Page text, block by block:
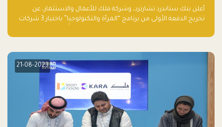
والتكنولوجيا”
أعلن بنك ستاندرد تشارترد، وشركة فلك للأعمال والاستثمار، عن
تخريج الدفعة الأولى من برنامج “المرأة والتكنولوجيا” باختيار 3 شركات
الأعمال، اللواتي خضعن لبرنامج حاضنة مدته 8 أسابيع، أفكاراً مبتكرة
21-08-2023